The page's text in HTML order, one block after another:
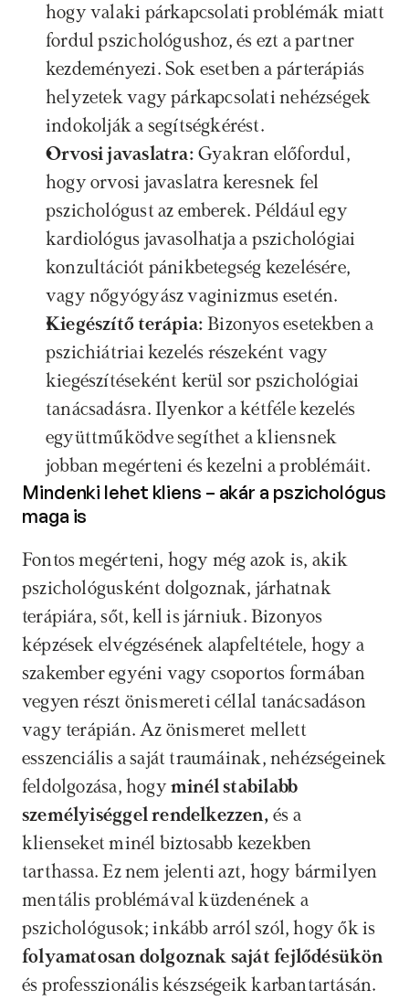
hogy valaki párkapcsolati problémák miatt
fordul pszichológushoz, és ezt a partner
kezdeményezi. Sok esetben a párterápiás
helyzetek vagy párkapcsolati nehézségek
indokolják a segítségkérést.
Orvosi javaslatra: Gyakran előfordul,
hogy orvosi javaslatra keresnek fel
pszichológust az emberek. Például egy
kardiológus javasolhatja a pszichológiai
konzultációt pánikbetegség kezelésére,
vagy nőgyógyász vaginizmus esetén.
Kiegészítő terápia: Bizonyos esetekben a
pszichiátriai kezelés részeként vagy
kiegészítéseként kerül sor pszichológiai
tanácsadásra. Ilyenkor a kétféle kezelés
együttműködve segíthet a kliensnek
jobban megérteni és kezelni a problémáit.
Mindenki lehet kliens – akár a pszichológus
maga is
Fontos megérteni, hogy még azok is, akik
pszichológusként dolgoznak, járhatnak
terápiára, sőt, kell is járniuk. Bizonyos
képzések elvégzésének alapfeltétele, hogy a
szakember egyéni vagy csoportos formában
vegyen részt önismereti céllal tanácsadáson
vagy terápián. Az önismeret mellett
esszenciális a saját traumáinak, nehézségeinek
feldolgozása, hogy minél stabilabb
személyiséggel rendelkezzen, és a
klienseket minél biztosabb kezekben
tarthassa. Ez nem jelenti azt, hogy bármilyen
mentális problémával küzdenének a
pszichológusok; inkább arról szól, hogy ők is
folyamatosan dolgoznak saját fejlődésükön
és professzionális készségeik karbantartásán.